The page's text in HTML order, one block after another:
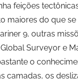
feições
maiores do que se
9, outras
Surveyor e
o
camadas, os